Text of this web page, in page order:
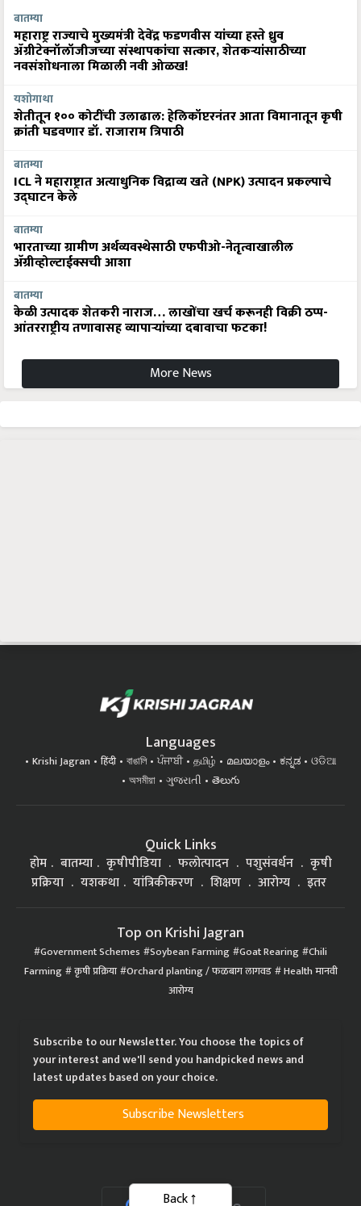
बातम्या
महाराष्ट्र राज्याचे मुख्यमंत्री देवेंद्र फडणवीस यांच्या हस्ते ध्रुव
ॲग्रीटेक्नॉलॉजीजच्या संस्थापकांचा सत्कार, शेतकऱ्यांसाठीच्या
नवसंशोधनाला मिळाली नवी ओळख!
यशोगाथा
शेतीतून १०० कोटींची उलाढाल: हेलिकॉप्टरनंतर आता विमानातून कृषी
क्रांती घडवणार डॉ. राजाराम त्रिपाठी
बातम्या
ICL ने महाराष्ट्रात अत्याधुनिक विद्राव्य खते (NPK) उत्पादन प्रकल्पाचे
उद्घाटन केले
बातम्या
भारताच्या ग्रामीण अर्थव्यवस्थेसाठी एफपीओ-नेतृत्वाखालील
अ‍ॅग्रीव्होल्टाईक्सची आशा
बातम्या
केळी उत्पादक शेतकरी नाराज… लाखोंचा खर्च करूनही विक्री ठप्प-
आंतरराष्ट्रीय तणावासह व्यापाऱ्यांच्या दबावाचा फटका!
More News
Languages
Krishi Jagran हिंदी বাঙালি ਪੰਜਾਬੀ தமிழ் മലയാളം ಕನ್ನಡ
ଓଡିଆ
অসমীয়া
ગુજરાતી తెలుగు
Quick Links
होम बातम्या कृषीपीडिया फलोत्पादन पशुसंवर्धन
कृषी
प्रक्रिया
यशकथा यांत्रिकीकरण शिक्षण आरोग्य इतर
Top on Krishi Jagran
Government Schemes Soybean Farming Goat Rearing Chili
Farming कृषी प्रक्रिया Orchard planting / फळबाग लागवड Health मानवी
आरोग्य
Subscribe to our Newsletter. You choose the topics of
your interest and we'll send you handpicked news and
latest updates based on your choice.
Subscribe Newsletters
Back